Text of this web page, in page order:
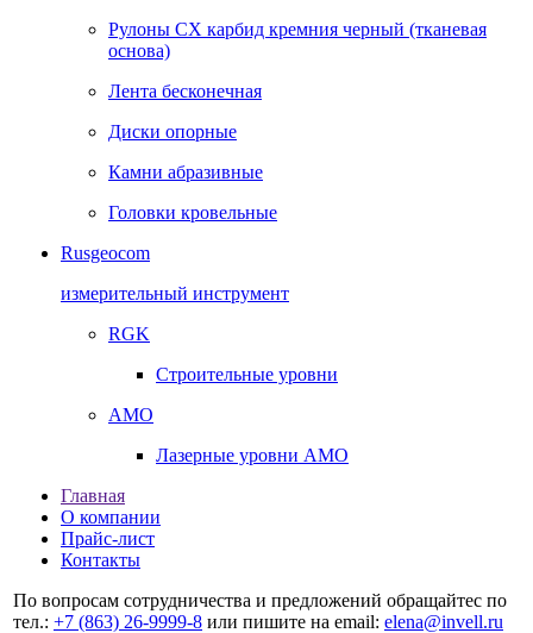
Рулоны CX карбид кремния черный (тканевая
основа)
Лента бесконечная
Диски опорные
Камни абразивные
Головки кровельные
Rusgeocom
измерительный инструмент
RGK
Строительные уровни
AMO
Лазерные уровни AMO
Главная
О компании
Прайс-лист
Контакты
По вопросам сотрудничества и предложений обращайтес по
тел.: +7 (863) 26‐9999‐8 или пишите на email: elena@invell.ru